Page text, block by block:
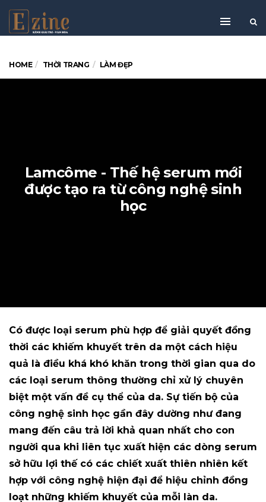
HOME THỜI TRANG LÀM ĐẸP
Lamcôme - Thế hệ serum mới
được tạo ra từ công nghệ sinh
học
Có được loại serum phù hợp để giải quyết đồng
thời các khiếm khuyết trên da một cách hiệu
quả là điều khá khó khăn trong thời gian qua do
các loại serum thông thường chỉ xử lý chuyên
biệt một vấn đề cụ thể của da. Sự tiến bộ của
công nghệ sinh học gần đây dường như đang
mang đến câu trả lời khả quan nhất cho con
người qua khi liên tục xuất hiện các dòng serum
sở hữu lợi thế có các chiết xuất thiên nhiên kết
hợp với công nghệ hiện đại để hiệu chỉnh đồng
loạt những khiếm khuyết của mỗi làn da.